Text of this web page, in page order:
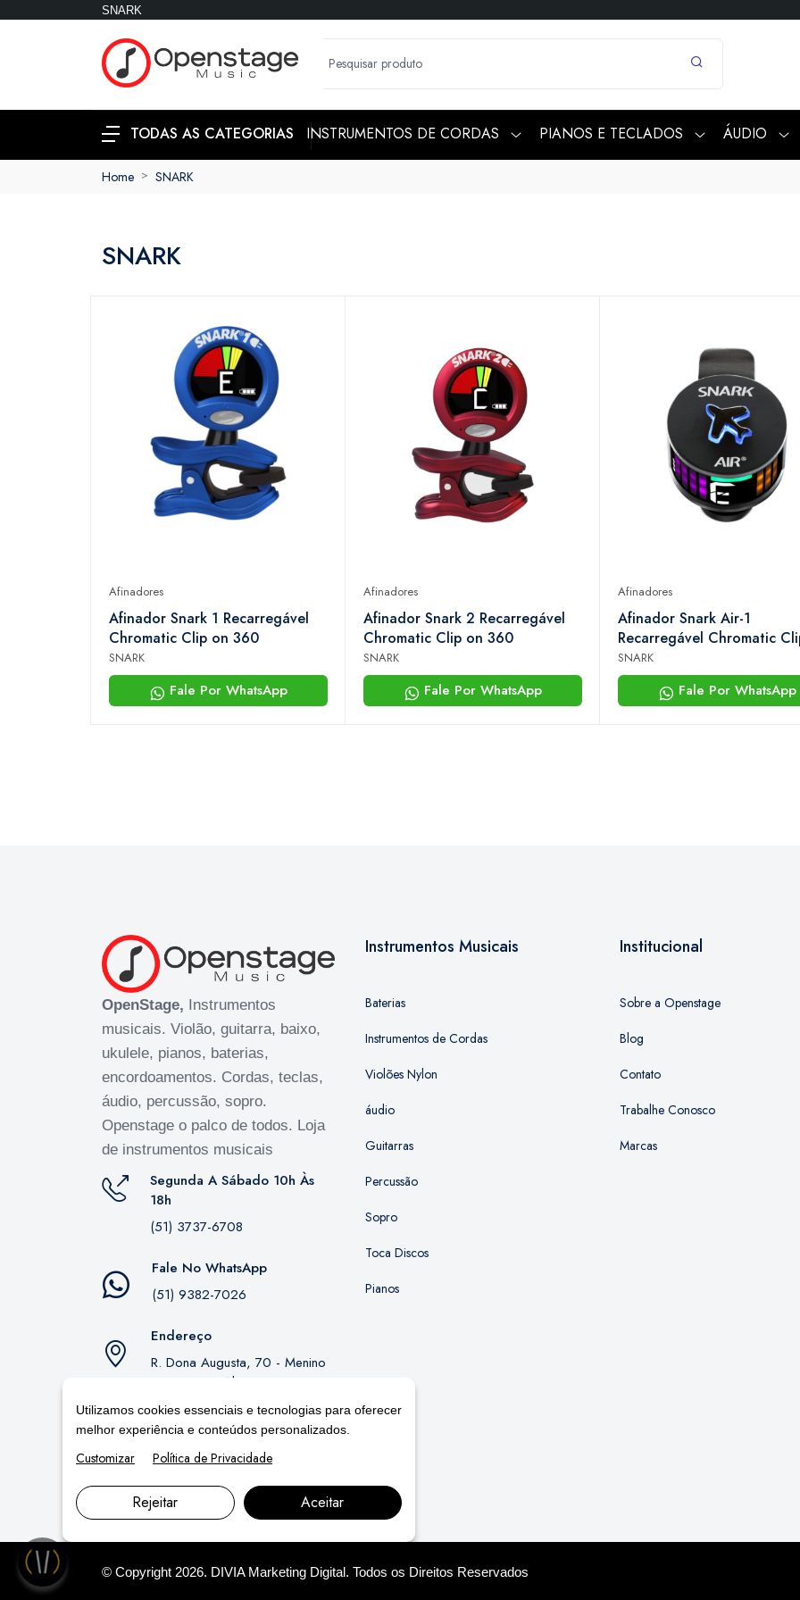
SNARK
TODAS AS CATEGORIAS INSTRUMENTOS DE CORDAS PIANOS E TECLADOS ÁUDIO
Home SNARK
SNARK
Afinadores
Afinador Snark 1 Recarregável
Chromatic Clip on 360
SNARK
Fale Por WhatsApp
Afinadores
Afinador Snark 2 Recarregável
Chromatic Clip on 360
SNARK
Fale Por WhatsApp
Afinadores
Afinador Snark Air-1
Recarregável Chromatic
Led
SNARK
Fale Por WhatsApp
OpenStage, Instrumentos
musicais. Violão, guitarra, baixo,
ukulele, pianos, baterias,
encordoamentos. Cordas, teclas,
áudio, percussão, sopro.
Openstage o palco de todos. Loja
de instrumentos musicais
Segunda A Sábado 10h Às
18h
(51) 3737-6708
Fale No WhatsApp
(51) 9382-7026
Endereço
R. Dona Augusta, 70 - Menino
Deus, Porto Alegre - RS,
90850-130
Instrumentos Musicais
Baterias
Instrumentos de Cordas
Violões Nylon
áudio
Guitarras
Percussão
Sopro
Toca Discos
Pianos
Institucional
Sobre a Openstage
Blog
Contato
Trabalhe Conosco
Marcas
© Copyright 2026. DIVIA Marketing Digital. Todos os Direitos Reservados
Utilizamos cookies essenciais e tecnologias para oferecer
melhor experiência e conteúdos personalizados.
Customizar Política de Privacidade
Rejeitar Aceitar